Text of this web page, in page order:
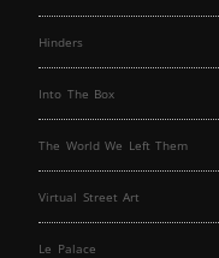
Hinders
Into The Box
The World We Left Them
Virtual Street Art
Le Palace